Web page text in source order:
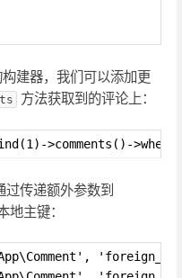
建器，我们可以添加更
方法获取到的评论上：
>comments()-
传递额外参数到
地主键：